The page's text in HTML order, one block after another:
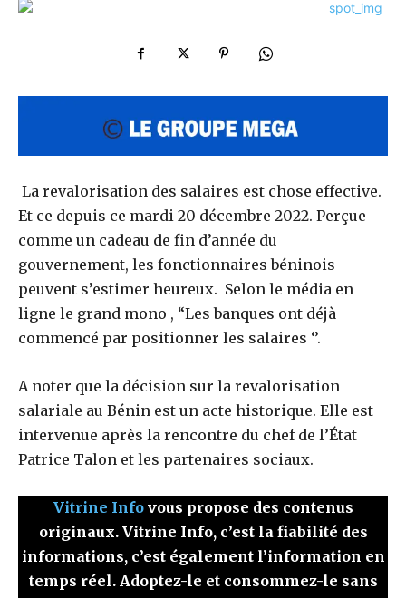
La revalorisation des salaires est chose effective.
Et ce depuis ce mardi 20 décembre 2022. Perçue
comme un cadeau de fin d’année du
gouvernement, les fonctionnaires béninois
peuvent s’estimer heureux. Selon le média en
ligne le grand mono , “Les banques ont déjà
commencé par positionner les salaires ‘’.
A noter que la décision sur la revalorisation
salariale au Bénin est un acte historique. Elle est
intervenue après la rencontre du chef de l’État
Patrice Talon et les partenaires sociaux.
Vitrine Infovous propose des contenus
originaux. Vitrine Info, c’est la fiabilité des
informations, c’est également l’information en
temps réel. Adoptez-le et consommez-le sans